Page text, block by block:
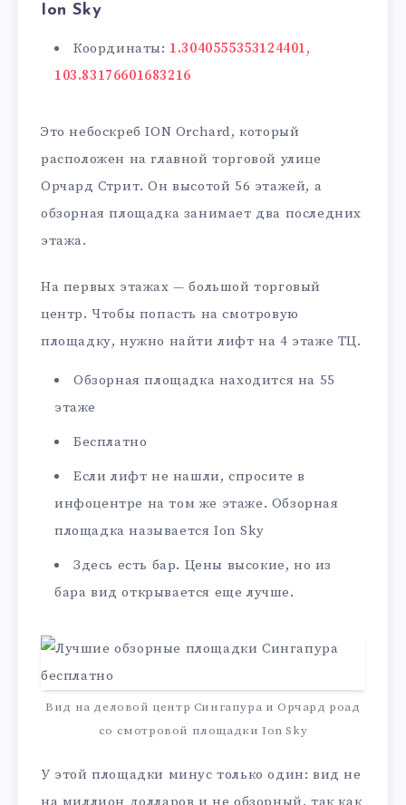
Ion Sky
Координаты: 1.3040555353124401,
103.83176601683216
Это небоскреб ION Orchard, который
расположен на главной торговой улице
Орчард Стрит. Он высотой 56 этажей, а
обзорная площадка занимает два последних
этажа.
На первых этажах — большой торговый
центр. Чтобы попасть на смотровую
площадку, нужно найти лифт на 4 этаже ТЦ.
Обзорная площадка находится на 55
этаже
Бесплатно
Если лифт не нашли, спросите в
инфоцентре на том же этаже. Обзорная
площадка называется Ion Sky
Здесь есть бар. Цены высокие, но из
бара вид открывается еще лучше.
Вид на деловой центр Сингапура и Орчард роад
со смотровой площадки Ion Sky
У этой площадки минус только один: вид не